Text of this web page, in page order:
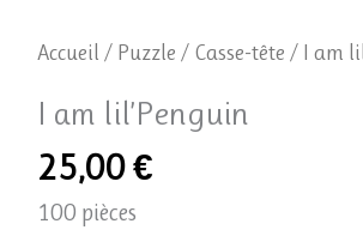
Accueil / Puzzle / Casse-tête / I am
I am lil’Penguin
25,00€
100 pièces